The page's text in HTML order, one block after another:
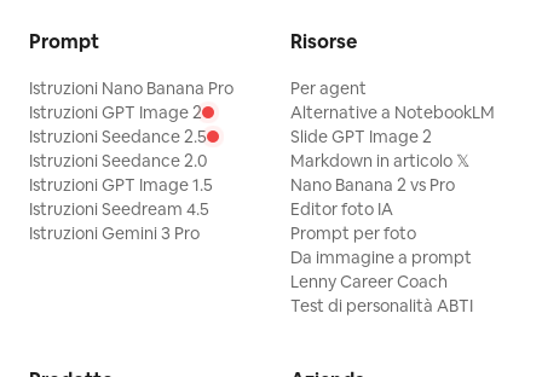
Prompt
Istruzioni Nano Banana Pro
Istruzioni GPT Image 2
Istruzioni Seedance 2.5
Istruzioni Seedance 2.0
Istruzioni GPT Image 1.5
Istruzioni Seedream 4.5
Istruzioni Gemini 3 Pro
Risorse
Per agent
Alternative a NotebookLM
Slide GPT Image 2
Markdown in articolo 𝕏
Nano Banana 2 vs Pro
Editor foto IA
Prompt per foto
Da immagine a prompt
Lenny Career Coach
Test di personalità ABTI